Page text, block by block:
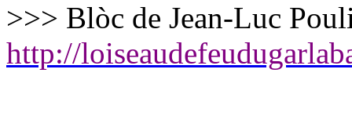
>>> Blòc de Jean-Luc
http://